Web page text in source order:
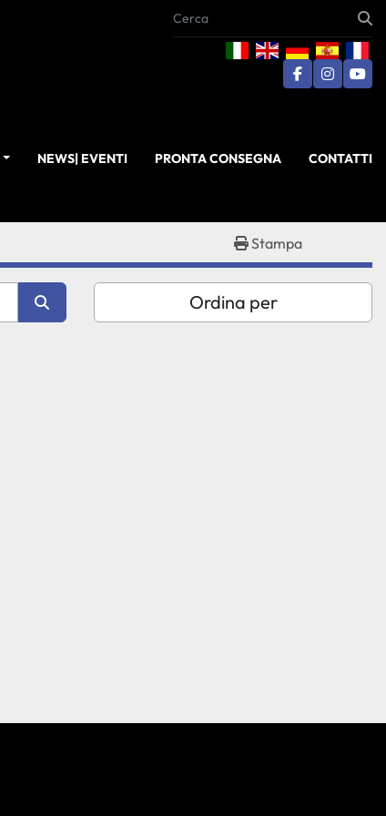
facebook
NEWS| EVENTI PRONTA CONSEGNA CONTATTI
Stampa
Ordina per